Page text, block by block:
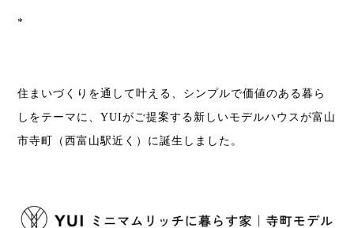
*
住まいづくりを通して叶える、シンプルで価値のある暮ら
しをテーマに、YUIがご提案する新しいモデルハウスが富山
市寺町（西富山駅近く）に誕生しました。